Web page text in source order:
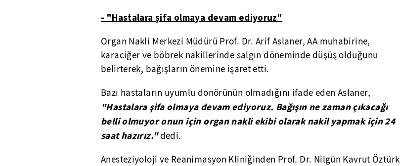
- "Hastalara şifa olmaya devam ediyoruz"
Organ Nakli Merkezi Müdürü Prof. Dr. Arif Aslaner, AA muhabirine,
karaciğer ve böbrek nakillerinde salgın döneminde düşüş olduğunu
belirterek, bağışların önemine işaret etti.
Bazı hastaların uyumlu donörünün olmadığını ifade eden Aslaner,
"Hastalara şifa olmaya devam ediyoruz. Bağışın ne zaman çıkacağı
belli olmuyor onun için organ nakli ekibi olarak nakil yapmak için 24
saat hazırız."dedi.
Anesteziyoloji ve Reanimasyon Kliniğinden Prof. Dr. Nilgün Kavrut Öztürk